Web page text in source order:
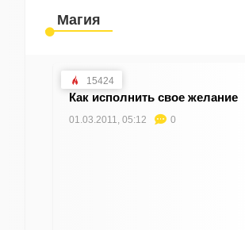
Магия
15424
Как исполнить свое желание
01.03.2011, 05:12 0